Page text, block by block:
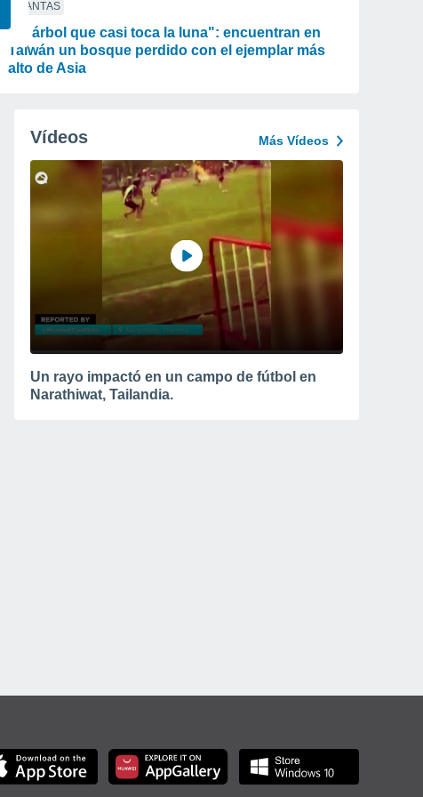
PLANTAS
"El árbol que casi toca la luna": encuentran en
Taiwán un bosque perdido con el ejemplar más
alto de Asia
Vídeos Más Vídeos
Un rayo impactó en un campo de fútbol en
Narathiwat, Tailandia.